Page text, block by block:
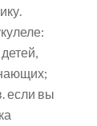
если вы